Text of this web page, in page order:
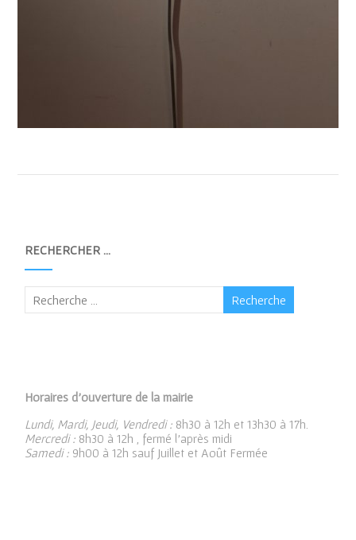
RECHERCHER …
Horaires d’ouverture de la mairie
Lundi, Mardi, Jeudi, Vendredi : 8h30 à 12h et 13h30 à 17h.
Mercredi : 8h30 à 12h , fermé l’après midi
Samedi : 9h00 à 12h sauf Juillet et Août Fermée